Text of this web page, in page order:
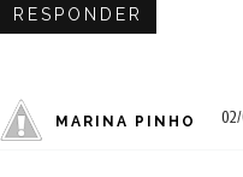
RESPONDER
MARINA PINHO 02/